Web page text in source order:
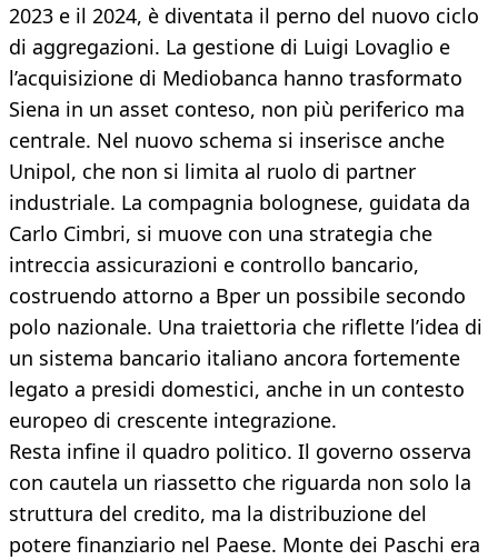
2023 e il 2024, è diventata il perno del nuovo ciclo
di aggregazioni. La gestione di Luigi Lovaglio e
l’acquisizione di Mediobanca hanno trasformato
Siena in un asset conteso, non più periferico ma
centrale. Nel nuovo schema si inserisce anche
Unipol, che non si limita al ruolo di partner
industriale. La compagnia bolognese, guidata da
Carlo Cimbri, si muove con una strategia che
intreccia assicurazioni e controllo bancario,
costruendo attorno a Bper un possibile secondo
polo nazionale. Una traiettoria che riflette l’idea di
un sistema bancario italiano ancora fortemente
legato a presidi domestici, anche in un contesto
europeo di crescente integrazione.
Resta infine il quadro politico. Il governo osserva
con cautela un riassetto che riguarda non solo la
struttura del credito, ma la distribuzione del
potere finanziario nel Paese. Monte dei Paschi era